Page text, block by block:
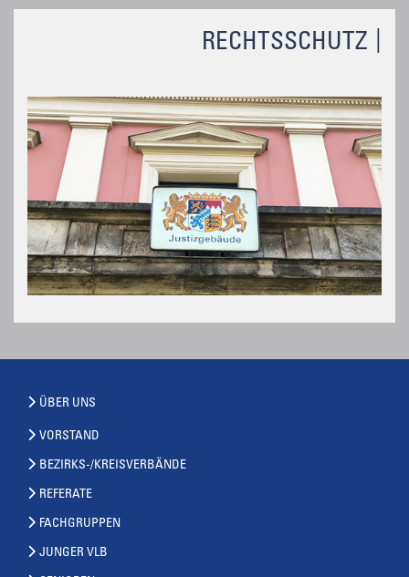
RECHTSSCHUTZ
ÜBER UNS
VORSTAND
BEZIRKS-/KREISVERBÄNDE
REFERATE
FACHGRUPPEN
JUNGER VLB